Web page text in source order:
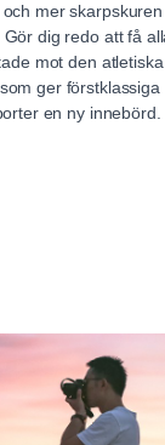
mer
Gör dig redo att få
mot den atletiska
ger förstklassiga
en ny innebörd.